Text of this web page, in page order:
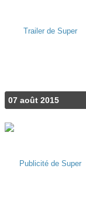
07 août 2015